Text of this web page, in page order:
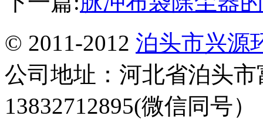
© 2011-2012 泊头市兴源
公司地址：河北省泊头
13832712895(微信同号